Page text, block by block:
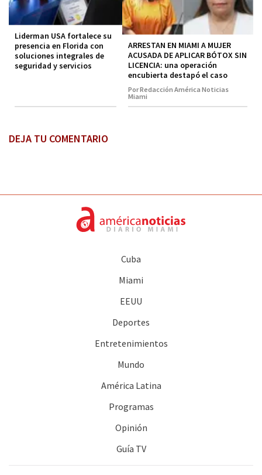
Liderman USA fortalece su
presencia en Florida con
soluciones integrales de
seguridad y servicios
ARRESTAN EN MIAMI A MUJER
ACUSADA DE APLICAR BÓTOX SIN
LICENCIA: una operación
encubierta destapó el caso
Por Redacción América Noticias
Miami
DEJA TU COMENTARIO
Cuba
Miami
EEUU
Deportes
Entretenimientos
Mundo
América Latina
Programas
Opinión
Guía TV